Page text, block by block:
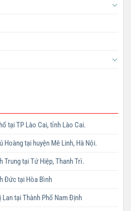
tại TP Lào Cai, tỉnh Lào Cai.
Hoàng tại huyện Mê Linh, Hà Nội.
Trung tại Tứ Hiệp, Thanh Trì.
Đức tại Hòa Bình
tại Thành Phố Nam Định